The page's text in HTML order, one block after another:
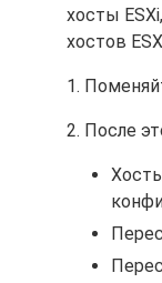
хосты
хостов
1.
2. После